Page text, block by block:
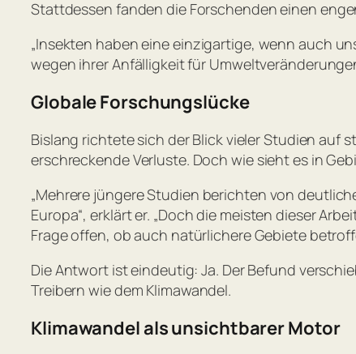
Stattdessen fanden die Forschenden einen
„Insekten haben eine einzigartige, wenn auch
wegen ihrer Anfälligkeit für
Globale Forschungslücke
Bislang richtete sich der Blick vieler Studien auf
erschreckende Verluste. Doch wie sieht es in
„Mehrere jüngere Studien berichten von
Europa“, erklärt er. „Doch die meisten dieser
Frage offen, ob auch natürlichere Gebiete
Die Antwort ist eindeutig: Ja. Der Befund
Treibern wie dem Klimawandel.
Klimawandel als unsichtbarer Motor